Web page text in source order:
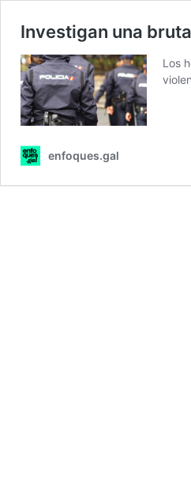
Investigan una
Los
enfoques.gal